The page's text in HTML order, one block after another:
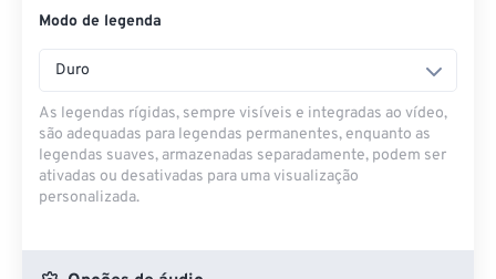
Modo de legenda
Duro
As legendas rígidas, sempre visíveis e integradas ao vídeo,
são adequadas para legendas permanentes, enquanto as
legendas suaves, armazenadas separadamente, podem ser
ativadas ou desativadas para uma visualização
personalizada.